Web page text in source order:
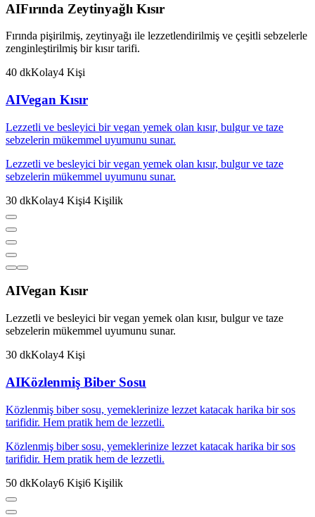
AIFırında Zeytinyağlı Kısır
Fırında pişirilmiş, zeytinyağı ile lezzetlendirilmiş ve çeşitli sebzelerle
zenginleştirilmiş bir kısır tarifi.
40 dkKolay4 Kişi
AIVegan Kısır
Lezzetli ve besleyici bir vegan yemek olan kısır, bulgur ve taze
sebzelerin mükemmel uyumunu sunar.
Lezzetli ve besleyici bir vegan yemek olan kısır, bulgur ve taze
sebzelerin mükemmel uyumunu sunar.
30 dkKolay4 Kişi4 Kişilik
AIVegan Kısır
Lezzetli ve besleyici bir vegan yemek olan kısır, bulgur ve taze
sebzelerin mükemmel uyumunu sunar.
30 dkKolay4 Kişi
AIKözlenmiş Biber Sosu
Közlenmiş biber sosu, yemeklerinize lezzet katacak harika bir sos
tarifidir. Hem pratik hem de lezzetli.
Közlenmiş biber sosu, yemeklerinize lezzet katacak harika bir sos
tarifidir. Hem pratik hem de lezzetli.
50 dkKolay6 Kişi6 Kişilik